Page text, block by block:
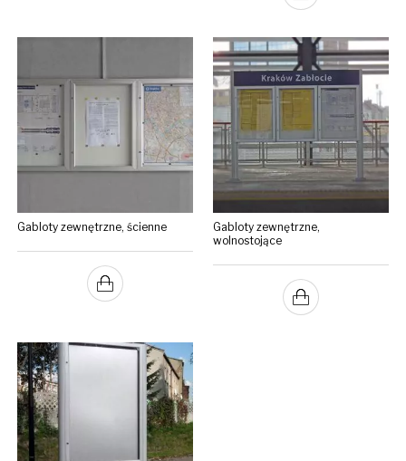
Gabloty zewnętrzne, ścienne
Gabloty zewnętrzne,
wolnostojące